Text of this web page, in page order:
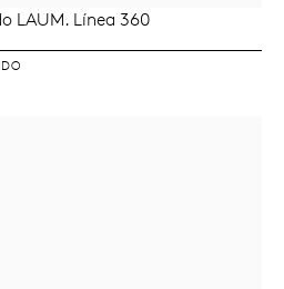
AL CARRITO
LAUM. Línea 360